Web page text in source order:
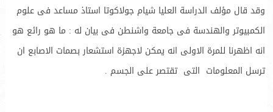
وقد قال مؤلف الدراسة العليا شيام جولاكوتا استاذ مساعد فى علوم
الكمبيوتر والهندسة فى جامعة واشنطن فى بيان له : ما هو رائع هو
انه اظهرنا للمرة الاولى انه يمكن لاجهزة استشعار بصمات الاصابع ان
ترسل المعلومات التى تقتصر على الجسم .